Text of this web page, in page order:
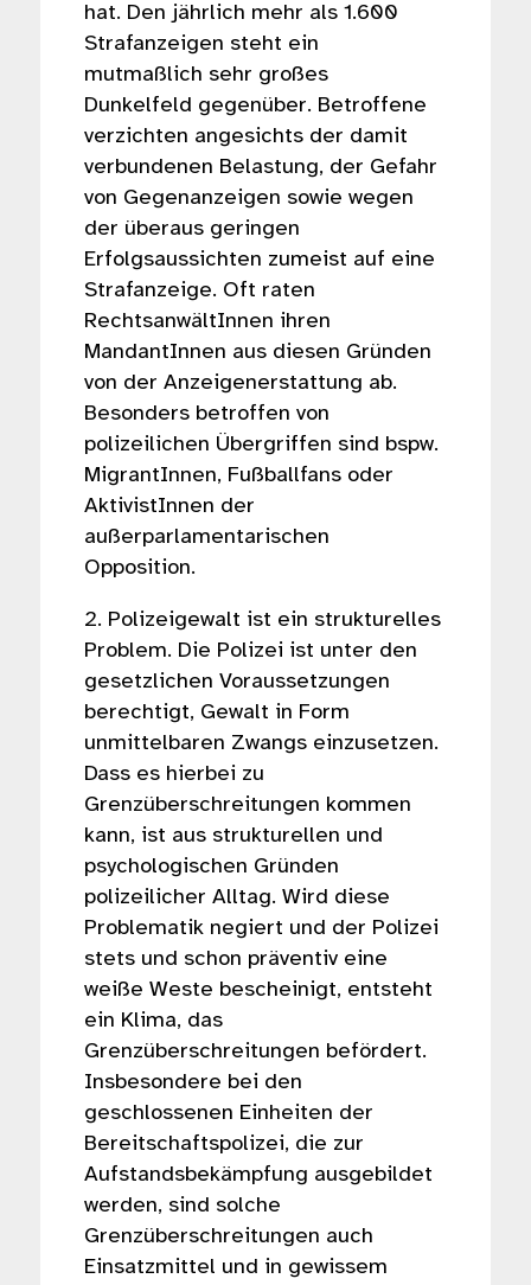
hat. Den jährlich mehr als 1.600
Strafanzeigen steht ein
mutmaßlich sehr großes
Dunkelfeld gegenüber. Betroffene
verzichten angesichts der damit
verbundenen Belastung, der Gefahr
von Gegenanzeigen sowie wegen
der überaus geringen
Erfolgsaussichten zumeist auf eine
Strafanzeige. Oft raten
RechtsanwältInnen ihren
MandantInnen aus diesen Gründen
von der Anzeigenerstattung ab.
Besonders betroffen von
polizeilichen Übergriffen sind bspw.
MigrantInnen, Fußballfans oder
AktivistInnen der
außerparlamentarischen
Opposition.
2. Polizeigewalt ist ein strukturelles
Problem. Die Polizei ist unter den
gesetzlichen Voraussetzungen
berechtigt, Gewalt in Form
unmittelbaren Zwangs einzusetzen.
Dass es hierbei zu
Grenzüberschreitungen kommen
kann, ist aus strukturellen und
psychologischen Gründen
polizeilicher Alltag. Wird diese
Problematik negiert und der Polizei
stets und schon präventiv eine
weiße Weste bescheinigt, entsteht
ein Klima, das
Grenzüberschreitungen befördert.
Insbesondere bei den
geschlossenen Einheiten der
Bereitschaftspolizei, die zur
Aufstandsbekämpfung ausgebildet
werden, sind solche
Grenzüberschreitungen auch
Einsatzmittel und in gewissem